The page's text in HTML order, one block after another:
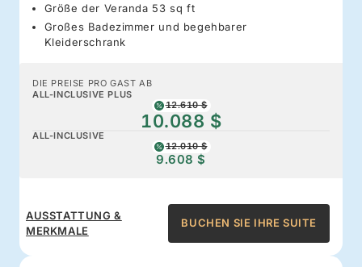
Größe der Veranda 53 sq ft
Großes Badezimmer und begehbarer
Kleiderschrank
DIE PREISE PRO GAST AB
ALL-INCLUSIVE PLUS
12.610 $
10.088 $
ALL-INCLUSIVE
12.010 $
9.608 $
AUSSTATTUNG &
MERKMALE
BUCHEN SIE IHRE SUITE